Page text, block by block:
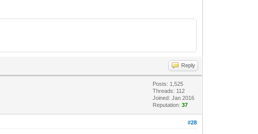
Reply
Posts: 1,525
Threads: 112
Joined: Jan 2016
Reputation:37
#28